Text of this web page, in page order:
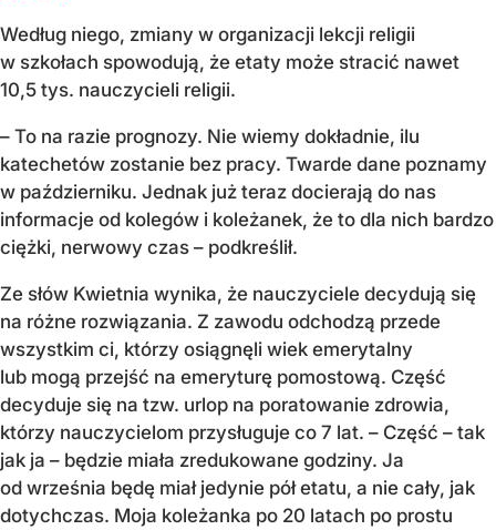
Według niego, zmiany w organizacji lekcji religii
w szkołach spowodują, że etaty może stracić nawet
10,5 tys. nauczycieli religii.
– To na razie prognozy. Nie wiemy dokładnie, ilu
katechetów zostanie bez pracy. Twarde dane poznamy
w październiku. Jednak już teraz docierają do nas
informacje od kolegów i koleżanek, że to dla nich bardzo
ciężki, nerwowy czas – podkreślił.
Ze słów Kwietnia wynika, że nauczyciele decydują się
na różne rozwiązania. Z zawodu odchodzą przede
wszystkim ci, którzy osiągnęli wiek emerytalny
lub mogą przejść na emeryturę pomostową. Część
decyduje się na tzw. urlop na poratowanie zdrowia,
którzy nauczycielom przysługuje co 7 lat. – Część – tak
jak ja – będzie miała zredukowane godziny. Ja
od września będę miał jedynie pół etatu, a nie cały, jak
dotychczas. Moja koleżanka po 20 latach po prostu